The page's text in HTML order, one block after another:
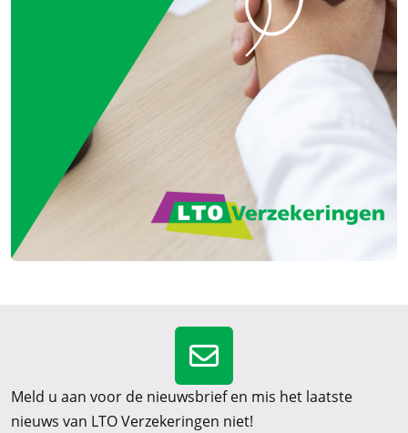
Meld u aan voor de nieuwsbrief en mis het laatste
nieuws van LTO Verzekeringen niet!